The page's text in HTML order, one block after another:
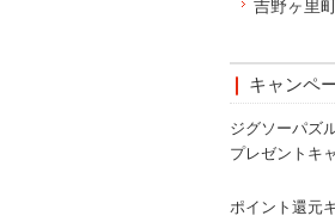
吉野ヶ里
キャンペ
ジグソーパズ
プレゼントキ
ポイント還元